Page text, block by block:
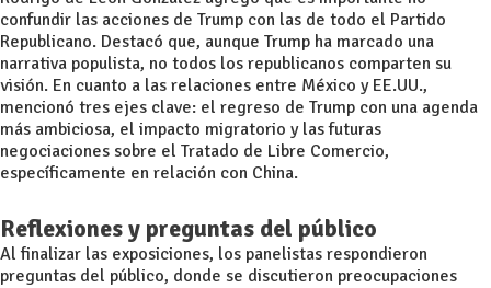
confundir las acciones de Trump con las de todo el Partido
Republicano. Destacó que, aunque Trump ha marcado una
narrativa populista, no todos los republicanos comparten su
visión. En cuanto a las relaciones entre México y EE.UU.,
mencionó tres ejes clave: el regreso de Trump con una agenda
más ambiciosa, el impacto migratorio y las futuras
negociaciones sobre el Tratado de Libre Comercio,
específicamente en relación con China.
Reflexiones y preguntas del público
Al finalizar las exposiciones, los panelistas respondieron
preguntas del público, donde se discutieron preocupaciones